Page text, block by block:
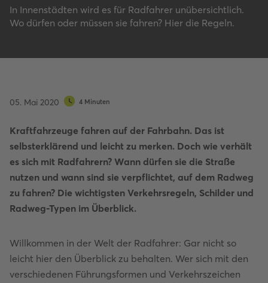
In Innenstädten wird es für Radfahrer unübersichtlich.
Wo dürfen oder müssen sie fahren? Hier die Regeln.
05. Mai 2020 4 Minuten
Kraftfahrzeuge fahren auf der Fahrbahn. Das ist
selbsterklärend und leicht zu merken. Doch wie verhält
es sich mit Radfahrern? Wann dürfen sie die Straße
nutzen und wann sind sie verpflichtet, auf dem Radweg
zu fahren? Die wichtigsten Verkehrsregeln, Schilder und
Radweg-Typen im Überblick.
Willkommen in der Welt der Radfahrer: Gar nicht so
leicht hier den Überblick zu behalten. Wer sich mit den
verschiedenen Führungsformen und Verkehrszeichen